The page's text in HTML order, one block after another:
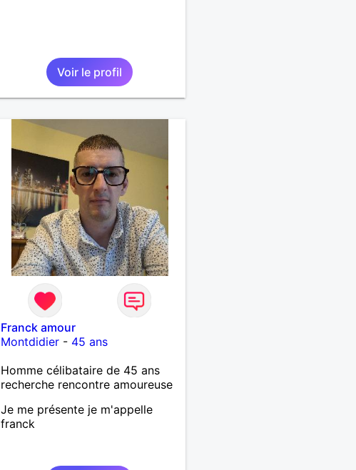
Voir le profil
Franck amour
Montdidier - 45 ans
Homme célibataire de 45 ans
recherche rencontre amoureuse
Je me présente je m'appelle
franck